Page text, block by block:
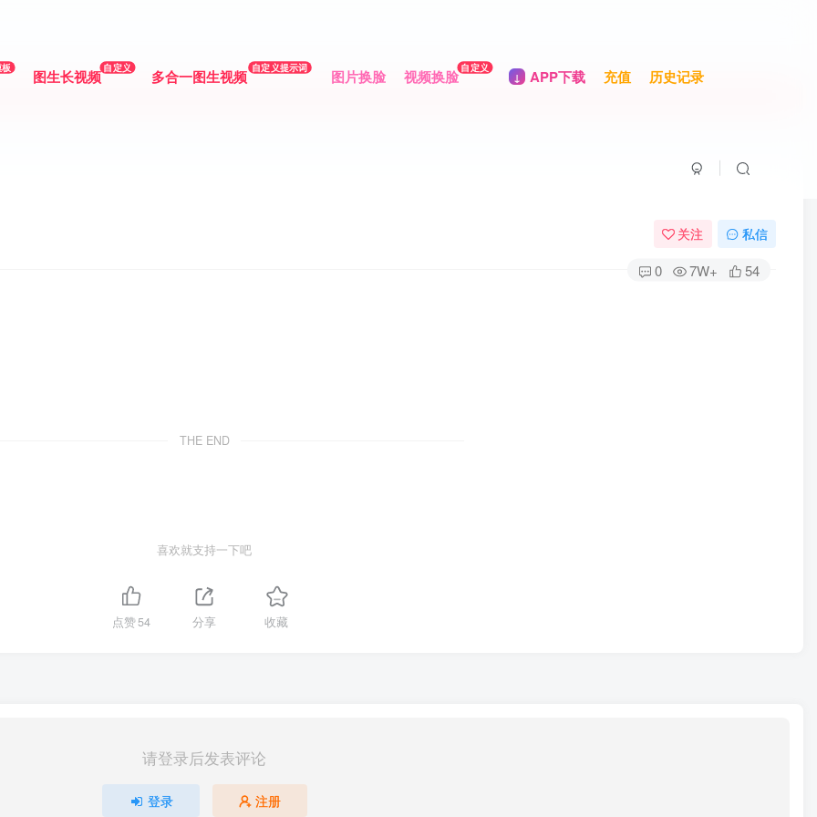
图生长视频 自定义 多合一图生视频 自定义提示词 图片换脸 视频换脸 自定义 APP下载 充值 历史记录
关注 私信
0 7W+ 54
THE END
喜欢就支持一下吧
点赞54 分享 收藏
请登录后发表评论
登录 注册